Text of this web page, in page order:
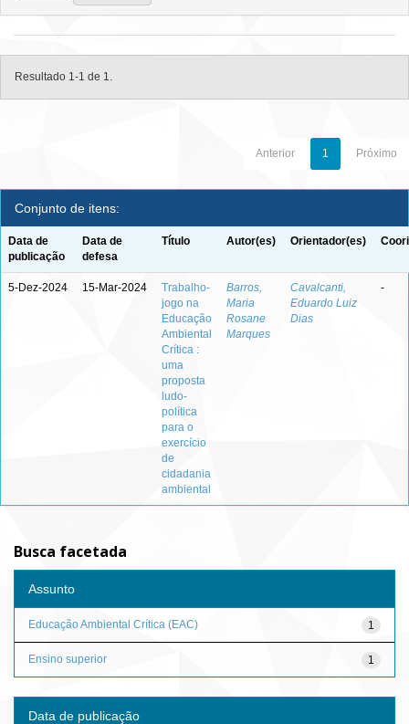
Resultado 1-1 de 1.
Anterior 1 Próximo
Conjunto de itens:
Data de
publicação
Data de
defesa
Título Autor(es) Orientador(es)
5-Dez-2024 15-Mar-2024
Trabalho-
jogo na
Educação
Ambiental
Crítica :
uma
proposta
ludo-
política
para o
exercício
de
cidadania
ambiental
Barros,
Maria
Rosane
Marques
Cavalcanti,
Eduardo Luiz
Dias
-
Busca facetada
Assunto
1
Educação Ambiental Crítica (EAC)
1
Ensino superior
Data de publicação